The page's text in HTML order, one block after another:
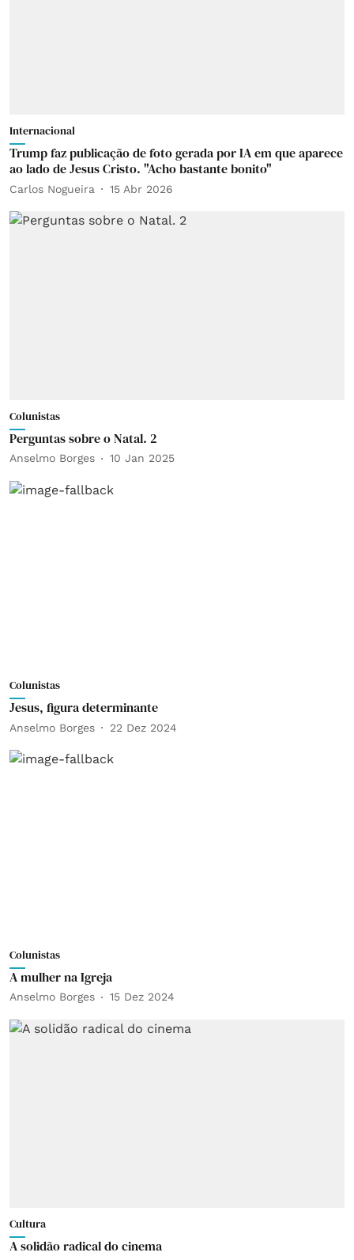
Internacional
Trump faz publicação de foto gerada por IA em que aparece
ao lado de Jesus Cristo. "Acho bastante bonito"
Carlos Nogueira 15 Abr 2026
Colunistas
Perguntas sobre o Natal. 2
Anselmo Borges 10 Jan 2025
Colunistas
Jesus, figura determinante
Anselmo Borges 22 Dez 2024
Colunistas
A mulher na Igreja
Anselmo Borges 15 Dez 2024
Cultura
A solidão radical do cinema